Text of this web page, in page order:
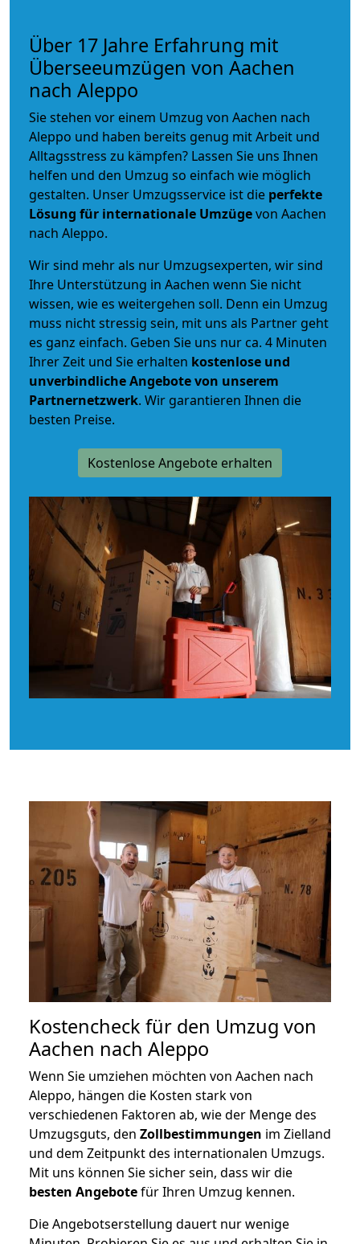
Über 17 Jahre Erfahrung mit
Überseeumzügen von Aachen
nach Aleppo
Sie stehen vor einem Umzug von Aachen nach
Aleppo und haben bereits genug mit Arbeit und
Alltagsstress zu kämpfen? Lassen Sie uns Ihnen
helfen und den Umzug so einfach wie möglich
gestalten. Unser Umzugsservice ist die perfekte
Lösung für internationale Umzügevon Aachen
nach Aleppo.
Wir sind mehr als nur Umzugsexperten, wir sind
Ihre Unterstützung in Aachen wenn Sie nicht
wissen, wie es weitergehen soll. Denn ein Umzug
muss nicht stressig sein, mit uns als Partner geht
es ganz einfach. Geben Sie uns nur ca. 4 Minuten
Ihrer Zeit und Sie erhalten kostenlose und
unverbindlicheAngebote von unserem
Partnernetzwerk. Wir garantieren Ihnen die
besten Preise.
Kostenlose Angebote erhalten
Kostencheck für den Umzug von
Aachen nach Aleppo
Wenn Sie umziehen möchten von Aachen nach
Aleppo, hängen die Kosten stark von
verschiedenen Faktoren ab, wie der Menge des
Umzugsguts, den Zollbestimmungen im Zielland
und dem Zeitpunkt des internationalen Umzugs.
Mit uns können Sie sicher sein, dass wir die
besten Angebotefür Ihren Umzug kennen.
Die Angebotserstellung dauert nur wenige